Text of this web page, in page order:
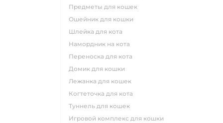
предметы для кошек
ошейник для кошки
шлейка для кота
намордник на кота
переноска для кота
домик для кошки
лежанка для кошек
когтеточка для кота
туннель для кошек
игровой комплекс для кошки